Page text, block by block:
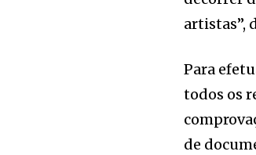
artistas”,
Para
todos os
de